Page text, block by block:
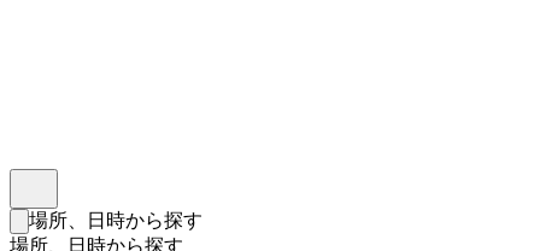
検索フォームを閉じる
場所、日時から探す
場所、日時から探す